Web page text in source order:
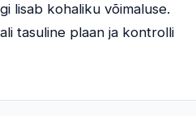
lisab kohaliku võimaluse.
tasuline plaan ja kontrolli